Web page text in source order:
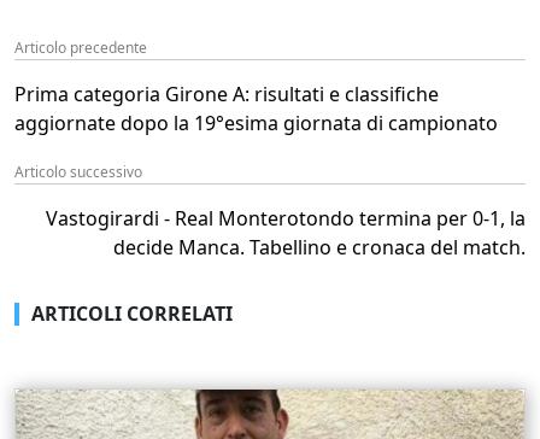
Articolo precedente
Prima categoria Girone A: risultati e classifiche
aggiornate dopo la 19°esima giornata di campionato
Articolo successivo
Vastogirardi - Real Monterotondo termina per 0-1, la
decide Manca. Tabellino e cronaca del match.
ARTICOLI CORRELATI